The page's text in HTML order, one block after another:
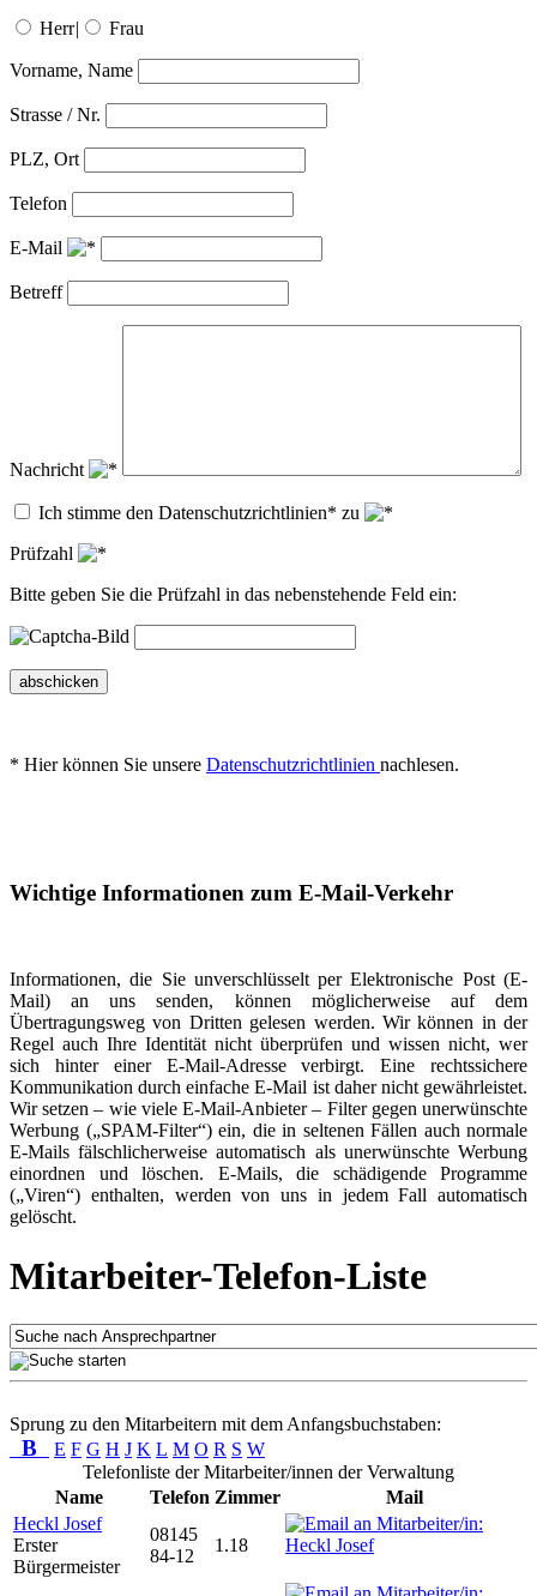
Herr| Frau
Vorname, Name
Strasse / Nr.
PLZ, Ort
Telefon
E-Mail
Betreff
Nachricht
Ich stimme den Datenschutzrichtlinien* zu
Prüfzahl
Bitte geben Sie die Prüfzahl in das nebenstehende Feld ein:
abschicken
* Hier können Sie unsere Datenschutzrichtlinien nachlesen.
Wichtige Informationen zum E-Mail-Verkehr
Informationen, die Sie unverschlüsselt per Elektronische Post (E-
Mail) an uns senden, können möglicherweise auf dem
Übertragungsweg von Dritten gelesen werden. Wir können in der
Regel auch Ihre Identität nicht überprüfen und wissen nicht, wer
sich hinter einer E-Mail-Adresse verbirgt. Eine rechtssichere
Kommunikation durch einfache E-Mail ist daher nicht gewährleistet.
Wir setzen – wie viele E-Mail-Anbieter – Filter gegen unerwünschte
Werbung („SPAM-Filter“) ein, die in seltenen Fällen auch normale
E-Mails fälschlicherweise automatisch als unerwünschte Werbung
einordnen und löschen. E-Mails, die schädigende Programme
(„Viren“) enthalten, werden von uns in jedem Fall automatisch
gelöscht.
Mitarbeiter-Telefon-Liste
Sprung zu den Mitarbeitern mit dem Anfangsbuchstaben:
B E F G H J K L M O R S W
Telefonliste der Mitarbeiter/innen der Verwaltung
Name
Telefon Zimmer
Mail
Heckl Josef
Erster
Bürgermeister
08145
84-12
1.18